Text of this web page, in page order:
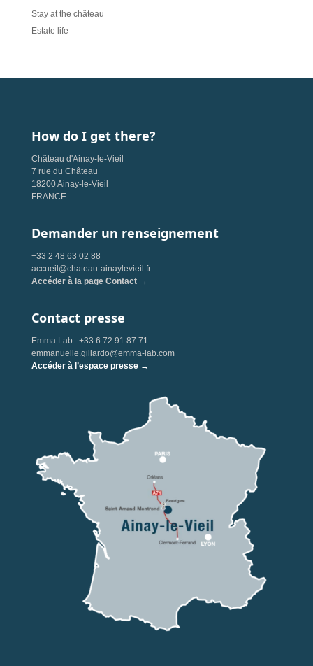
Stay at the château
Estate life
How do I get there?
Château d'Ainay-le-Vieil
7 rue du Château
18200 Ainay-le-Vieil
FRANCE
Demander un renseignement
+33 2 48 63 02 88
accueil@chateau-ainaylevieil.fr
Accéder à la page Contact →
Contact presse
Emma Lab : +33 6 72 91 87 71
emmanuelle.gillardo@emma-lab.com
Accéder à l’espace presse →